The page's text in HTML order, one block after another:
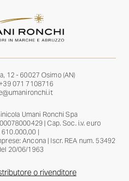
12 - 60027 Osimo (AN)
+39 071 7108716
Umani Ronchi Spa
| Cap. Soc. i.v. euro
610.000,00 |
Ancona | Iscr. REA num. 53492
20/06/1963
o rivenditore